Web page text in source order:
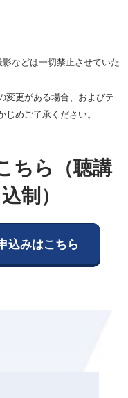
などは一切禁止させていた
変更がある場合、およびテ
めご了承ください。
ちら（聴講
制）
込みはこちら